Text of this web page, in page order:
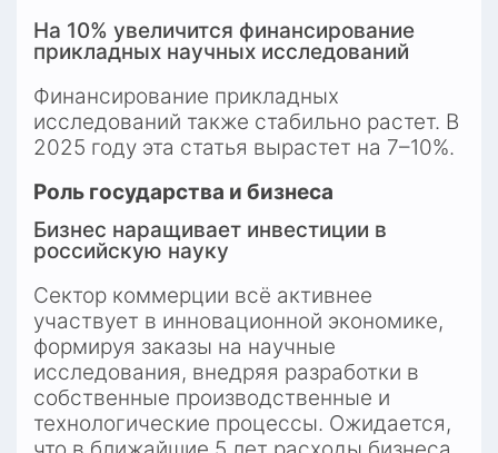
На 10% увеличится финансирование
прикладных научных исследований
Финансирование прикладных
исследований также стабильно растет. В
2025 году эта статья вырастет на 7–10%.
Роль государства и бизнеса
Бизнес наращивает инвестиции в
российскую науку
Сектор коммерции всё активнее
участвует в инновационной экономике,
формируя заказы на научные
исследования, внедряя разработки в
собственные производственные и
технологические процессы. Ожидается,